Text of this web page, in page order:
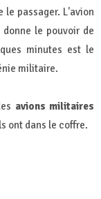
le passager. L'avion
le pouvoir de
minutes est le
militaire.
avions militaires
ont dans le coffre.